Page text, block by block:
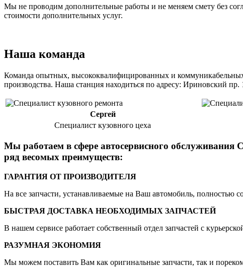
Мы не проводим дополнительные работы и не меняем смету без
стоимости дополнительных услуг.
Наша команда
Команда опытных, высококвалифицированных и
производства. Наша станция находиться по адресу: Ириновский
Сергей
Специалист кузовного цеха
Мы работаем в сфере автосервисного обслуживания
ряд весомых преимуществ:
ГАРАНТИЯ ОТ ПРОИЗВОДИТЕЛЯ
На все запчасти, устанавливаемые на Ваш автомобиль, полностью
БЫСТРАЯ ДОСТАВКА НЕОБХОДИМЫХ ЗАПЧАСТЕЙ
В нашем сервисе работает собственный отдел запчастей с
РАЗУМНАЯ ЭКОНОМИЯ
Мы можем поставить Вам как оригинальные запчасти, так и